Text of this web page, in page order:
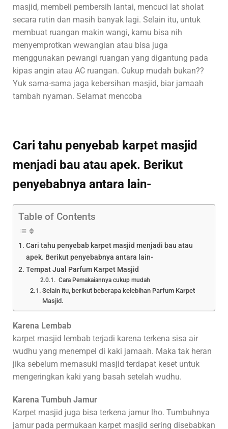
masjid, membeli pembersih lantai, mencuci lat sholat
secara rutin dan masih banyak lagi. Selain itu, untuk
membuat ruangan makin wangi, kamu bisa nih
menyemprotkan wewangian atau bisa juga
menggunakan pewangi ruangan yang digantung pada
kipas angin atau AC ruangan. Cukup mudah bukan??
Yuk sama-sama jaga kebersihan masjid, biar jamaah
tambah nyaman. Selamat mencoba
Cari tahu penyebab karpet masjid
menjadi bau atau apek. Berikut
penyebabnya antara lain-
Table of Contents
Cari tahu penyebab karpet masjid menjadi bau atau
apek. Berikut penyebabnya antara lain-
Tempat Jual Parfum Karpet Masjid
Cara Pemakaiannya cukup mudah
Selain itu, berikut beberapa kelebihan Parfum Karpet
Masjid.
Karena Lembab
karpet masjid lembab terjadi karena terkena sisa air
wudhu yang menempel di kaki jamaah. Maka tak heran
jika sebelum memasuki masjid terdapat keset untuk
mengeringkan kaki yang basah setelah wudhu.
Karena Tumbuh Jamur
Karpet masjid juga bisa terkena jamur lho. Tumbuhnya
jamur pada permukaan karpet masjid sering disebabkan